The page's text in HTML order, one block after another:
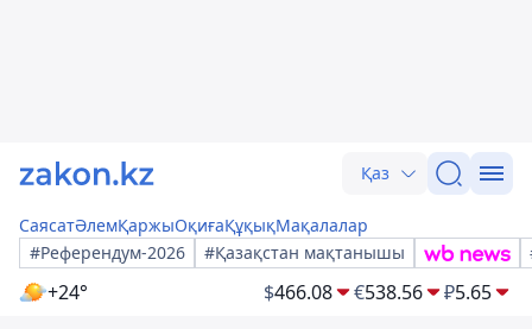
Қаз
СаясатӘлемҚаржыОқиғаҚұқықМақалалар
#Референдум-2026
#Қазақстан мақтанышы
+24° $466.08 €538.56 ₽5.65